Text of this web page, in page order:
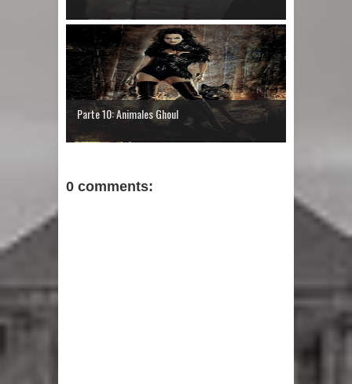
Parte 10: Animales Ghoul
0 comments: